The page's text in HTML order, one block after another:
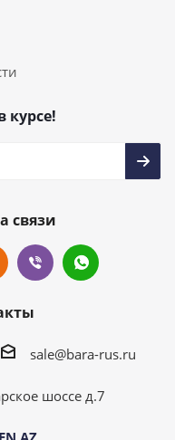
курсе!
связи
sale@bara-rus.ru
шоссе д.7